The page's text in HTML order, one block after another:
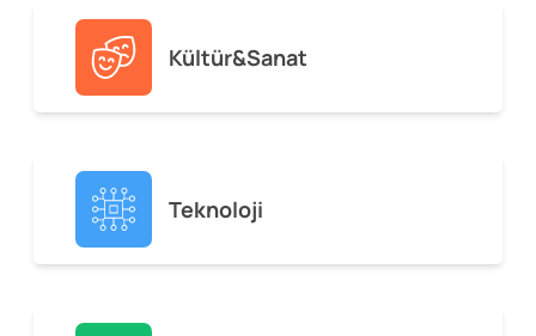
Kültür&Sanat
Teknoloji